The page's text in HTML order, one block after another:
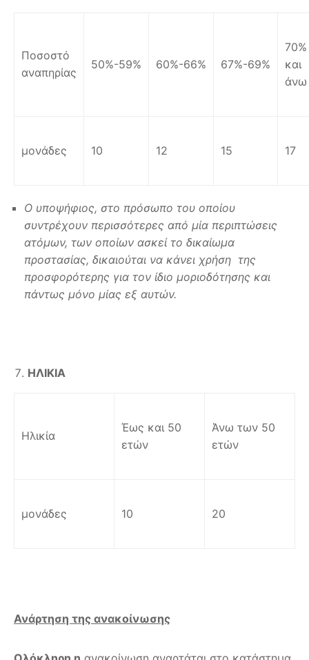
Ποσοστό
αναπηρίας
50%-59% 60%-66% 67%-69%
70%
και
άνω
μονάδες 10 12 15 17
Ο υποψήφιος, στο πρόσωπο του οποίου
συντρέχουν περισσότερες από μία περιπτώσεις
ατόμων, των οποίων ασκεί το δικαίωμα
προστασίας, δικαιούται να κάνει χρήση της
προσφορότερης για τον ίδιο μοριοδότησης και
πάντως μόνο μίας εξ αυτών.
ΗΛΙΚΙΑ
Ηλικία
Έως και 50
ετών
Άνω των 50
ετών
μονάδες 10 20
Ανάρτηση της ανακοίνωσης